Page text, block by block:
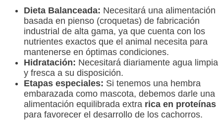
Dieta Balanceada: Necesitará una alimentación
basada en pienso (croquetas) de fabricación
industrial de alta gama, ya que cuenta con los
nutrientes exactos que el animal necesita para
mantenerse en óptimas condiciones.
Hidratación: Necesitará diariamente agua limpia
y fresca a su disposición.
Etapas especiales: Si tenemos una hembra
embarazada como mascota, debemos darle una
alimentación equilibrada extra rica en proteínas
para favorecer el desarrollo de los cachorros.